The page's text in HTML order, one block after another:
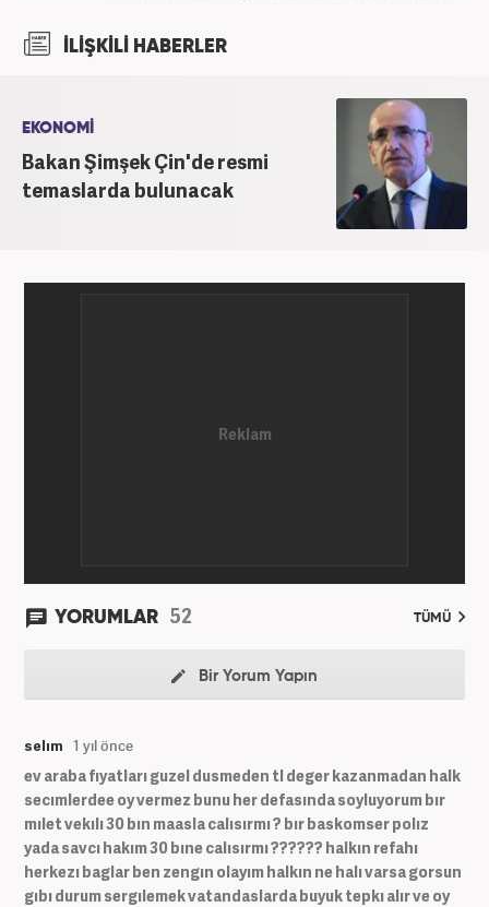
röportaja imza attı. Meslek hayatına Haber7.com’da
İLİŞKİLİ HABERLER
EKONOMİ
Bakan Şimşek Çin'de resmi
temaslarda bulunacak
YORUMLAR 52 TÜMÜ
Bir Yorum Yapın
selım 1 yıl önce
ev araba fıyatları guzel dusmeden tl deger kazanmadan halk
secımlerdee oy vermez bunu her defasında soyluyorum bır
mılet vekılı 30 bın maasla calısırmı ? bır baskomser polız
yada savcı hakım 30 bıne calısırmı ?????? halkın refahı
herkezı baglar ben zengın olayım halkın ne halı varsa gorsun
gıbı durum sergılemek vatandaslarda buyuk tepkı alır ve oy